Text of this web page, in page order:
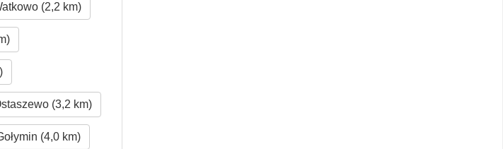
(2,2 km)
(3,2 km)
(4,0 km)